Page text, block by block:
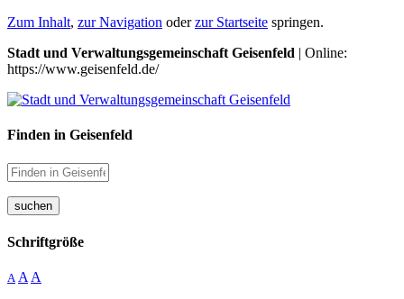
Zum Inhalt, zur Navigation oderzur Startseite springen.
Stadt und Verwaltungsgemeinschaft Geisenfeld | Online:
https://www.geisenfeld.de/
Finden in Geisenfeld
suchen
Schriftgröße
A A A